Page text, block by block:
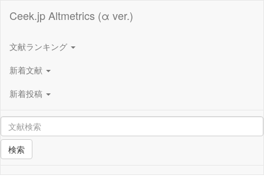
Ceek.jp Altmetrics (α ver.)
文献ランキング
新着文献
新着投稿
検索